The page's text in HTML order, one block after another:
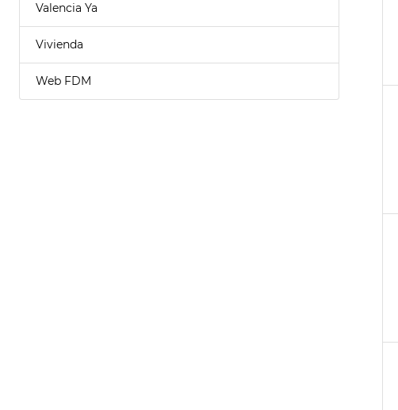
Valencia Ya
Vivienda
Web FDM